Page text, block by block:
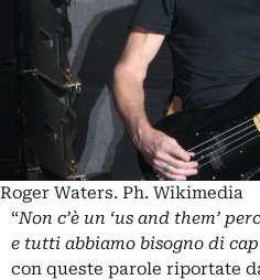
Roger Waters. Ph. Wikimedia
“Non c’è un ‘us and them’
e tutti abbiamo bisogno di
con queste parole riportate